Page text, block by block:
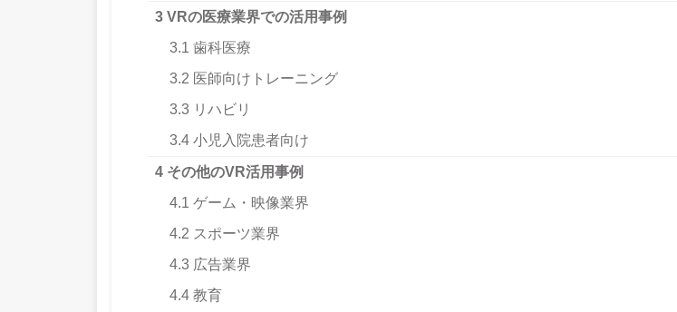
3 VRの医療業界での活用事例
3.1 歯科医療
3.2 医師向けトレーニング
3.3 リハビリ
3.4 小児入院患者向け
4 その他のVR活用事例
4.1 ゲーム・映像業界
4.2 スポーツ業界
4.3 広告業界
4.4 教育